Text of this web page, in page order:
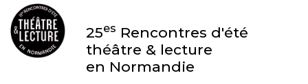
25es Rencontres d'été
théâtre & lecture
en Normandie